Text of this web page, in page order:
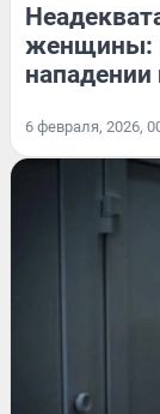
женщины:
нападении
6 февраля, 2026,